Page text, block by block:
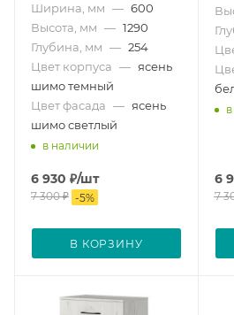
Ширина, мм — 600
Высота, мм — 1290
Глубина, мм — 254
Цвет корпуса — ясень
шимо темный
Цвет фасада — ясень
шимо светлый
в наличии
6 930 ₽/шт
7 300₽ -5%
В КОРЗИНУ
6
7